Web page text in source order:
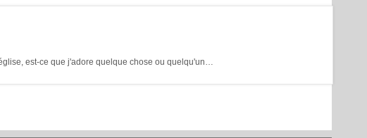
est-ce que j'adore quelque chose ou quelqu'un…